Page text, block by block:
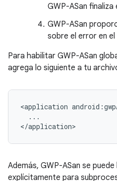
GWP-ASan
GWP-ASan
sobre el error en
Para habilitar GWP-ASan
agrega lo siguiente a tu
<application
...
</application>
Además, GWP-ASan se
explícitamente para